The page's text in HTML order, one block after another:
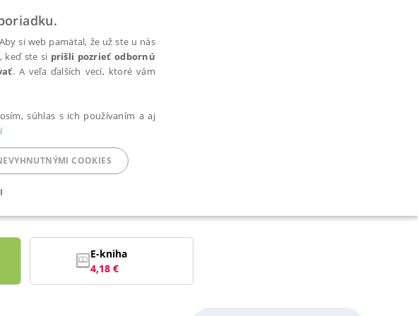
E-kniha
4,18 €
si web pamätal, že už ste u nás
, keď ste si prišli pozrieť odbornú
. A veľa ďalších vecí, ktoré vám
súhlas s ich používaním a aj
COOKIES
FUNKČNÉ NEZARADENÉ SÚBORY
súborov cookie nie je možné webové stránky správne používať.